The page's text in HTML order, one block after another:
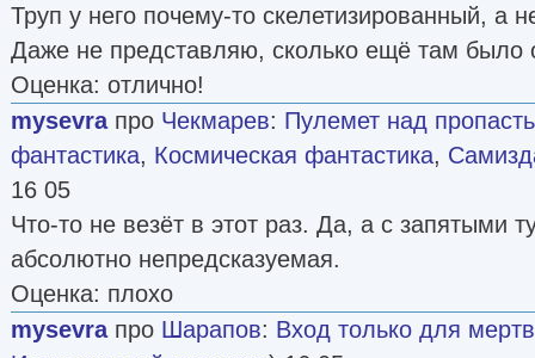
Труп у него почему-то скелетизированный, а
Даже не представляю, сколько ещё там было
Оценка: отлично!
mysevraпро Чекмарев: Пулемет над
фантастика, Космическая фантастика,
16 05
Что-то не везёт в этот раз. Да, а с запятыми
абсолютно непредсказуемая.
Оценка: плохо
mysevraпро Шарапов: Вход только для